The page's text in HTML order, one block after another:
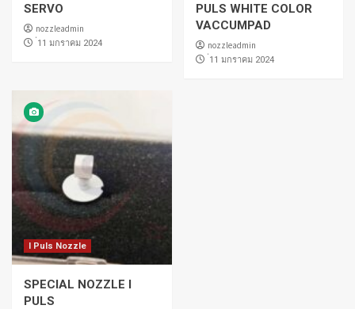
SERVO
nozzleadmin
่11 มกราคม 2024
PULS WHITE COLOR
VACCUMPAD
nozzleadmin
่11 มกราคม 2024
I Puls Nozzle
SPECIAL NOZZLE I
PULS